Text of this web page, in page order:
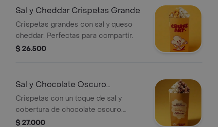
Sal y Cheddar Crispetas Grande
Crispetas grandes con sal y queso
cheddar. Perfectas para compartir.
$ 26.500
Sal y Chocolate Oscuro
Crispetas
Crispetas con un toque de sal y
cobertura de chocolate oscuro.
Perfectas para disfrutar en cualquier
$ 27.000